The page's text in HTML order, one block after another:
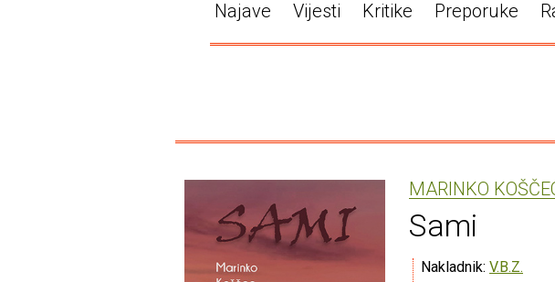
Najave Vijesti Kritike Preporuke
MARINKO
Sami
Nakladnik: V.B.Z.